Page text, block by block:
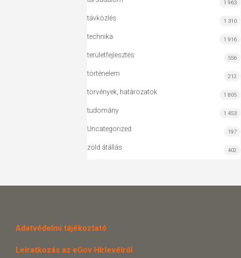
1 963
távközlés 1 310
technika 1 916
területfejlesztés 556
történelem 212
törvények, határozatok 1 805
tudomány 1 453
Uncategorized 197
zöld átállás 402
Adatvédelmi tájékoztató
Leiratkozás az eGov Hírlevélről